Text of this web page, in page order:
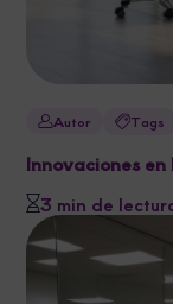
Autor Tags
Innovaciones
3 min de